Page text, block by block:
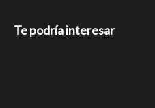
Te podría interesar